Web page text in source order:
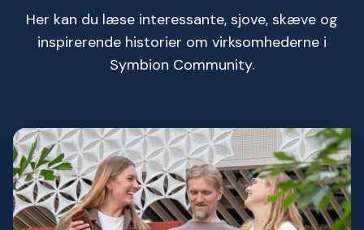
Her kan du læse interessante, sjove, skæve og
inspirerende historier om virksomhederne i
Symbion Community.